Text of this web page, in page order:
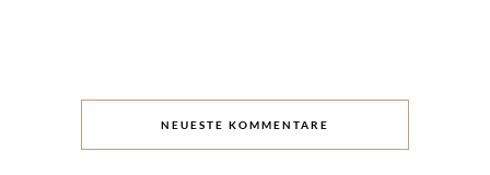
NEUESTE KOMMENTARE